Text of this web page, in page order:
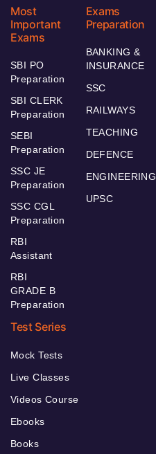
Most
Important
Exams
SBI PO
Preparation
SBI CLERK
Preparation
SEBI
Preparation
SSC JE
Preparation
SSC CGL
Preparation
RBI
Assistant
RBI
GRADE B
Preparation
Exams
Preparation
BANKING &
INSURANCE
SSC
RAILWAYS
TEACHING
DEFENCE
ENGINEERING
UPSC
Test Series
Mock Tests
Live Classes
Videos Course
Ebooks
Books